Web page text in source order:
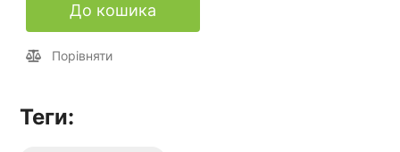
До кошика
Порівняти
Теги: